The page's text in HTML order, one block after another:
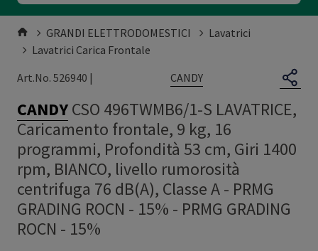
GRANDI ELETTRODOMESTICI
Lavatrici
Lavatrici Carica Frontale
Art.No. 526940 |
CANDY
CANDYCSO 496TWMB6/1-S LAVATRICE,
Caricamento frontale, 9 kg, 16
programmi, Profondità 53 cm, Giri 1400
rpm, BIANCO, livello rumorosità
centrifuga 76 dB(A), Classe A - PRMG
GRADING ROCN - 15% - PRMG GRADING
ROCN - 15%